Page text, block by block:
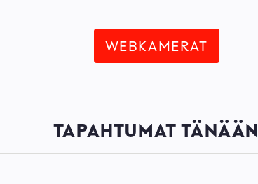
WEBKAMERAT
TAPAHTUMAT TÄNÄÄN